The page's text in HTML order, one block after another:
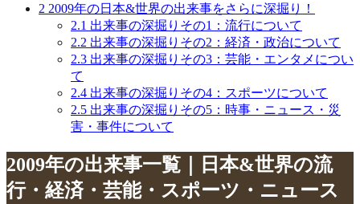
2 2009年の日本&世界の出来事をさらに深掘り！
2.1 出来事の深掘りその1：流行について
2.2 出来事の深掘りその2：経済・政治について
2.3 出来事の深掘りその3：芸能・エンタメについ
て
2.4 出来事の深掘りその4：スポーツについて
2.5 出来事の深掘りその5：時事・ニュース・災
害・事件について
2009年の出来事一覧｜日本&世界の流
行・経済・芸能・スポーツ・ニュース